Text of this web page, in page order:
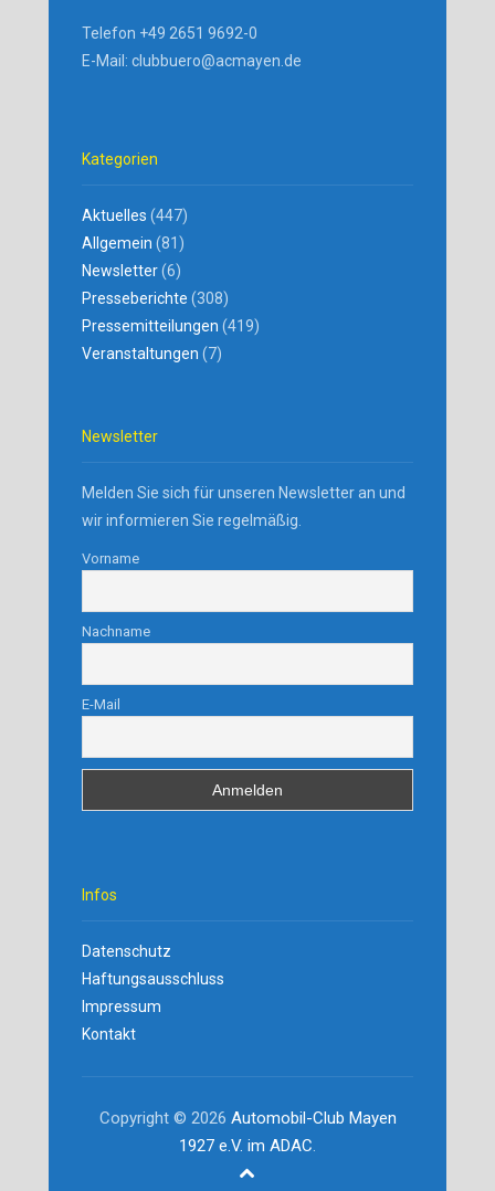
Telefon +49 2651 9692-0
E-Mail: clubbuero@acmayen.de
Kategorien
Aktuelles (447)
Allgemein (81)
Newsletter(6)
Presseberichte (308)
Pressemitteilungen (419)
Veranstaltungen (7)
Newsletter
Melden Sie sich für unseren Newsletter an und
wir informieren Sie regelmäßig.
Vorname
Nachname
E-Mail
Infos
Datenschutz
Haftungsausschluss
Impressum
Kontakt
Copyright © 2026 Automobil-Club Mayen
1927 e.V. im ADAC.